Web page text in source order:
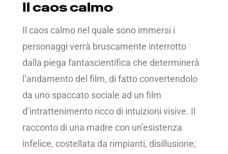
Il caos calmo
Il caos calmo nel quale sono immersi i
personaggi verrà bruscamente interrotto
dalla piega fantascientifica che determinerà
l’andamento del film, di fatto convertendolo
da uno spaccato sociale ad un film
d’intrattenimento ricco di intuizioni visive. Il
racconto di una madre con un’esistenza
infelice, costellata da rimpianti, disillusione;